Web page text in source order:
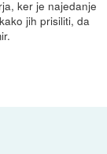
ker je najedanje
jih prisiliti, da